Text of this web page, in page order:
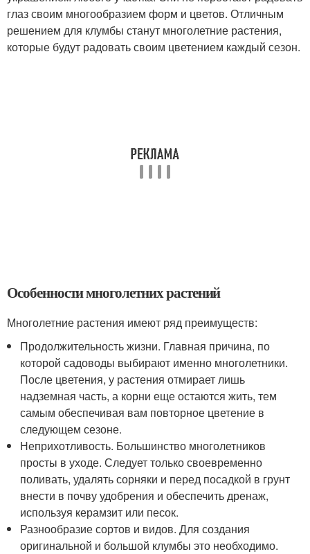
глаз своим многообразием форм и цветов. Отличным
решением для клумбы станут многолетние растения,
которые будут радовать своим цветением каждый сезон.
Особенности многолетних растений
Многолетние растения имеют ряд преимуществ:
Продолжительность жизни. Главная причина, по
которой садоводы выбирают именно многолетники.
После цветения, у растения отмирает лишь
надземная часть, а корни еще остаются жить, тем
самым обеспечивая вам повторное цветение в
следующем сезоне.
Неприхотливость. Большинство многолетников
просты в уходе. Следует только своевременно
поливать, удалять сорняки и перед посадкой в грунт
внести в почву удобрения и обеспечить дренаж,
используя керамзит или песок.
Разнообразие сортов и видов. Для создания
оригинальной и большой клумбы это необходимо.